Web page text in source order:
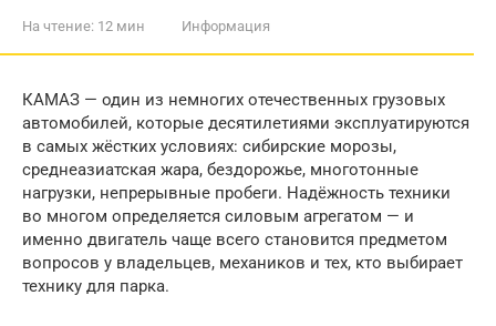
На чтение: 12 мин Информация
КАМАЗ — один из немногих отечественных грузовых
автомобилей, которые десятилетиями эксплуатируются
в самых жёстких условиях: сибирские морозы,
среднеазиатская жара, бездорожье, многотонные
нагрузки, непрерывные пробеги. Надёжность техники
во многом определяется силовым агрегатом — и
именно двигатель чаще всего становится предметом
вопросов у владельцев, механиков и тех, кто выбирает
технику для парка.